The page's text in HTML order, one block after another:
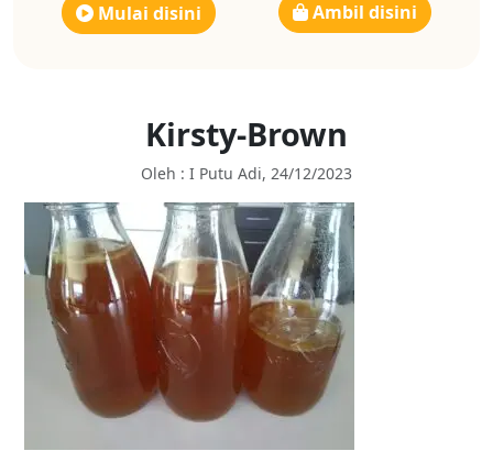
Mulai disini Ambil disini
Kirsty-Brown
Oleh : I Putu Adi, 24/12/2023